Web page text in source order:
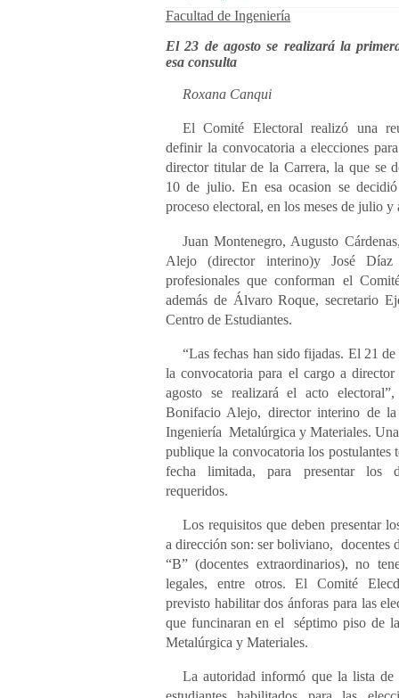
Facultad de Ingeniería
El 23 de agosto se realizará la
esa consulta
Roxana Canqui
El Comité Electoral realizó una
definir la convocatoria a elecciones
director titular de la Carrera, la que se
10 de julio. En esa ocasion se
proceso electoral, en los meses de julio y
Juan Montenegro, Augusto
Alejo (director interino)y José
profesionales que conforman el
además de Álvaro Roque, secretario
Centro de Estudiantes.
“Las fechas han sido fijadas. El 21
la convocatoria para el cargo a
agosto se realizará el acto
Bonifacio Alejo, director interino de la
Ingeniería Metalúrgica y Materiales.
publique la convocatoria los postulantes
fecha limitada, para presentar los
requeridos.
Los requisitos que deben presentar
a dirección son: ser boliviano, docentes
“B” (docentes extraordinarios), no
legales, entre otros. El Comité
previsto habilitar dos ánforas para las
que funcinaran en el séptimo piso de
Metalúrgica y Materiales.
La autoridad informó que la lista de